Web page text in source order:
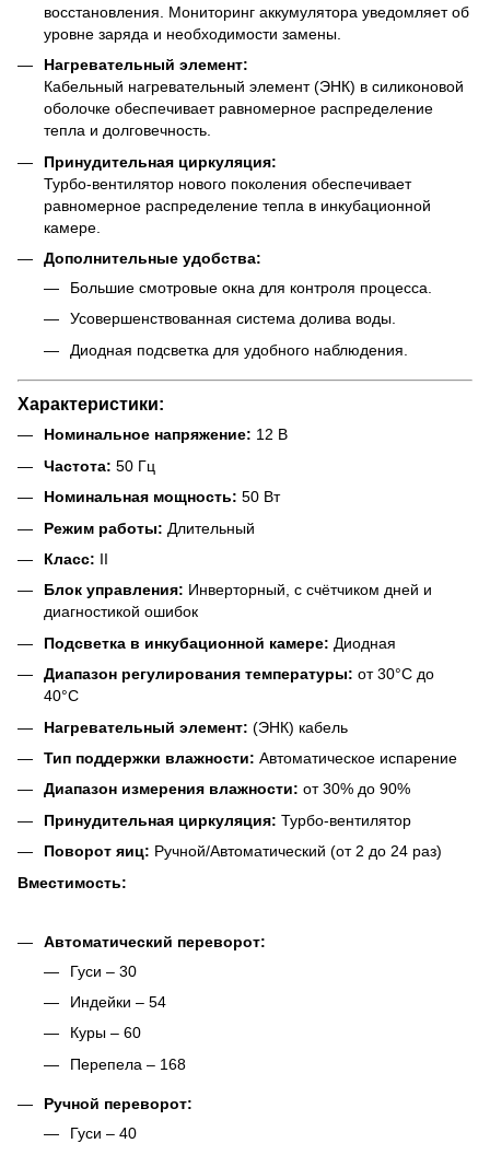
восстановления. Мониторинг аккумулятора уведомляет об
уровне заряда и необходимости замены.
Нагревательный элемент:
Кабельный нагревательный элемент (ЭНК) в силиконовой
оболочке обеспечивает равномерное распределение
тепла и долговечность.
Принудительная циркуляция:
Турбо-вентилятор нового поколения обеспечивает
равномерное распределение тепла в инкубационной
камере.
Дополнительные удобства:
Большие смотровые окна для контроля процесса.
Усовершенствованная система долива воды.
Диодная подсветка для удобного наблюдения.
Характеристики:
Номинальное напряжение: 12 В
Частота: 50 Гц
Номинальная мощность: 50 Вт
Режим работы: Длительный
Класс: II
Блок управления: Инверторный, с счётчиком дней и
диагностикой ошибок
Подсветка в инкубационной камере: Диодная
Диапазон регулирования температуры: от 30°C до
40°C
Нагревательный элемент: (ЭНК) кабель
Тип поддержки влажности: Автоматическое испарение
Диапазон измерения влажности: от 30% до 90%
Принудительная циркуляция: Турбо-вентилятор
Поворот яиц: Ручной/Автоматический (от 2 до 24 раз)
Вместимость:
Автоматический переворот:
Гуси – 30
Индейки – 54
Куры – 60
Перепела – 168
Ручной переворот:
Гуси – 40